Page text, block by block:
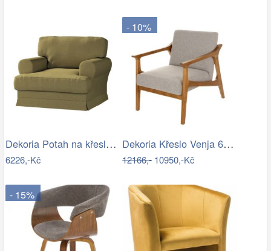
Dekoria Potah na křeslo IKEA Ekeskog,…
6226,-Kč
- 10%
Dekoria Křeslo Venja 66x88x82cm, 66 x…
12166,-10950,-Kč
- 15%